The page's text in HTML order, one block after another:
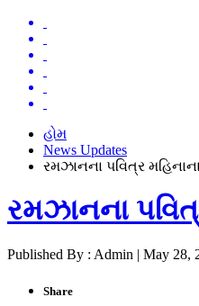
હોમ
News Updates
રમઝાનના પવિત્ર
રમઝાનના
Published By : Admin | May 28,
Share